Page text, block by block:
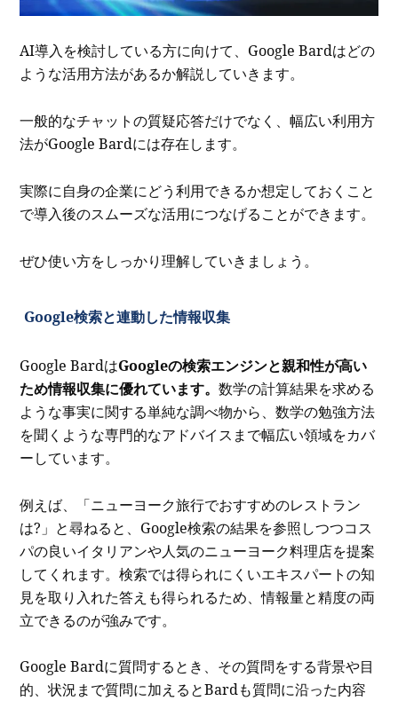
AI導入を検討している方に向けて、Google Bardはどの
ような活用方法があるか解説していきます。
一般的なチャットの質疑応答だけでなく、幅広い利用方
法がGoogle Bardには存在します。
実際に自身の企業にどう利用できるか想定しておくこと
で導入後のスムーズな活用につなげることができます。
ぜひ使い方をしっかり理解していきましょう。
Google検索と連動した情報収集
Google BardはGoogleの検索エンジンと親和性が高い
ため情報収集に優れています。数学の計算結果を求める
ような事実に関する単純な調べ物から、数学の勉強方法
を聞くような専門的なアドバイスまで幅広い領域をカバ
ーしています。
例えば、「ニューヨーク旅行でおすすめのレストラン
は?」と尋ねると、Google検索の結果を参照しつつコス
パの良いイタリアンや人気のニューヨーク料理店を提案
してくれます。検索では得られにくいエキスパートの知
見を取り入れた答えも得られるため、情報量と精度の両
立できるのが強みです。
Google Bardに質問するとき、その質問をする背景や目
的、状況まで質問に加えるとBardも質問に沿った内容